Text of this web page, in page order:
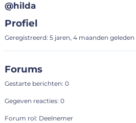
@hilda
Profiel
Geregistreerd: 5 jaren, 4 maanden geleden
Forums
Gestarte berichten: 0
Gegeven reacties: 0
Forum rol: Deelnemer